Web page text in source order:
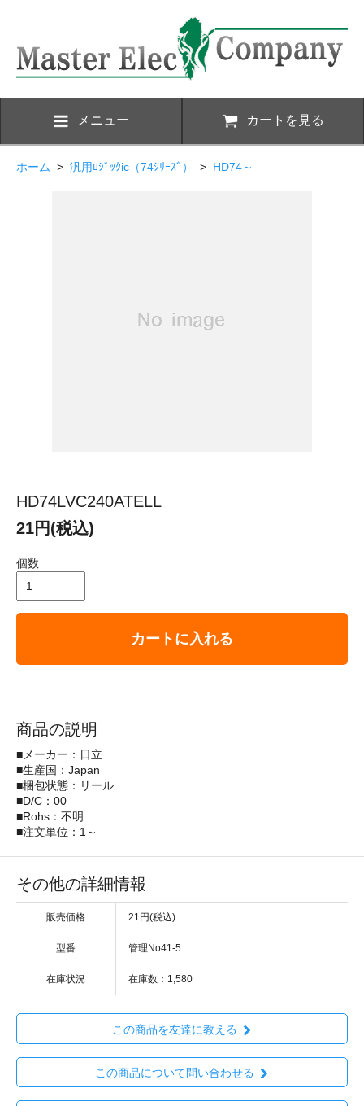
メニュー カートを見る
ホーム > 汎用ﾛｼﾞｯｸic（74ｼﾘｰｽﾞ） > HD74～
HD74LVC240ATELL
21円(税込)
個数
カートに入れる
商品の説明
■メーカー：日立
■生産国：Japan
■梱包状態：リール
■D/C：00
■Rohs：不明
■注文単位：1～
その他の詳細情報
販売価格 21円(税込)
型番 管理No41-5
在庫状況 在庫数：1,580
この商品を友達に教える
この商品について問い合わせる